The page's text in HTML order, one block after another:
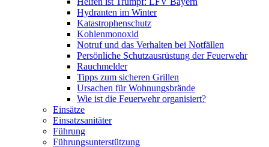
Hydranten im Winter
Katastrophenschutz
Kohlenmonoxid
Notruf und das Verhalten bei Notfällen
Persönliche Schutzausrüstung der Feuerwehr
Rauchmelder
Tipps zum sicheren Grillen
Ursachen für Wohnungsbrände
Wie ist die Feuerwehr organisiert?
Einsätze
Einsatzsanitäter
Führung
Führungsunterstützung